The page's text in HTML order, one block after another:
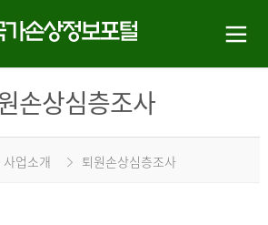
손상심층조사
사업소개 퇴원손상심층조사